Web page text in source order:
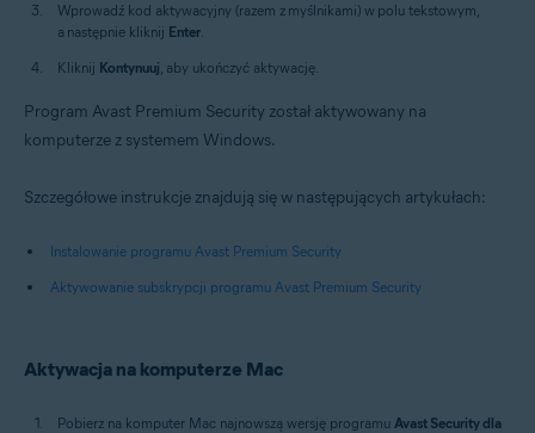
Wprowadź kod aktywacyjny (razem z myślnikami) w polu tekstowym,
a następnie kliknij Enter.
Kliknij Kontynuuj, aby ukończyć aktywację.
Program Avast Premium Security został aktywowany na
komputerze z systemem Windows.
Szczegółowe instrukcje znajdują się w następujących artykułach:
Instalowanie programu Avast Premium Security
Aktywowanie subskrypcji programu Avast Premium Security
Aktywacja na komputerze Mac
Pobierz na komputer Mac najnowszą wersję programu Avast Security dla